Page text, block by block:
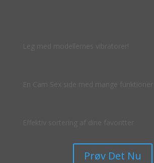
Leg med modellernes vibratorer!
En Cam Sex side med mange funktioner
Effektiv sortering af dine favoritter
Prøv Det Nu